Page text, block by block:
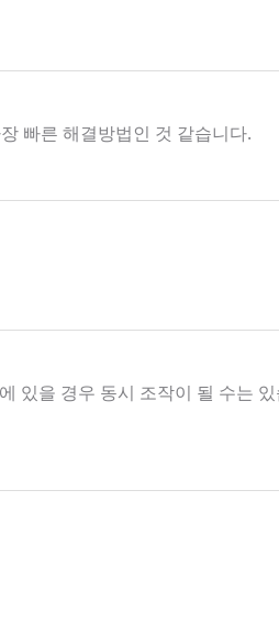
빠른 해결방법인 것 같습니다.
있을 경우 동시 조작이 될 수는